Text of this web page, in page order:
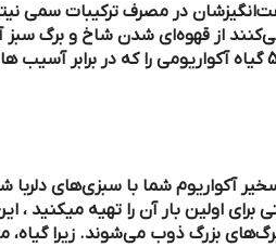
ترکیبات سمی نیتروژن، تولید
شدن شاخ و برگ سبز آنها جلوگیری
گیاهان آکواریومی، ما لیست 5 گیاه آکواریومی را که در برابر
با سبزی‌های دلربا شناخته شده
تهیه میکنید ، این گیاه معمولاً
زیرا گیاه، مواد مغذی خود